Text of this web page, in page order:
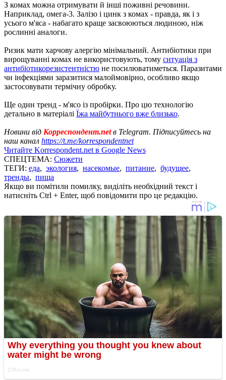
З комах можна отримувати й інші поживні речовини.
Наприклад, омега-3. Залізо і цинк з комах - правда, як і з
усього м'яса - набагато краще засвоюються людиною, ніж
рослинні аналоги.
Ризик мати харчову алергію мінімальний. Антибіотики при
вирощуванні комах не використовують, тому ситуація з
антибіотикорезистентністю не посилюватиметься. Паразитами
чи інфекціями заразитися малоймовірно, особливо якщо
застосовувати термічну обробку.
Ще один тренд - м'ясо із пробірки. Про цю технологію
детально в матеріалі Їжа майбутнього вже близько.
Новини від Корреспондент.netв Telegram. Підписуйтесь на
наш канал https://t.me/korrespondentnet
Читайте Korrespondent.net в Google News
СПЕЦТЕМА: Сюжети
ТЕГИ: еда, экология, насекомые, питание, будущее,
тренды, пища
Якщо ви помітили помилку, виділіть необхідний текст і
натисніть Ctrl + Enter, щоб повідомити про це редакцію.